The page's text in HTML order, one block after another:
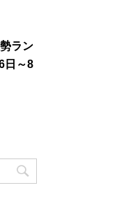
ラン
日～8